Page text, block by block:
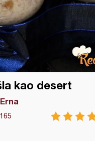
kao desert
Erna